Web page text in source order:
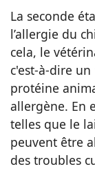
La seconde
l’allergie du
cela, le
c'est-à-dire
protéine
allergène. En
telles que le
peuvent être
des troubles